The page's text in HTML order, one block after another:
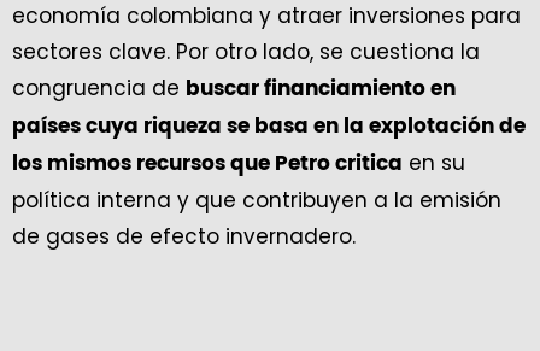
economía colombiana y atraer inversiones para
sectores clave. Por otro lado, se cuestiona la
congruencia de buscar financiamiento en
países cuya riqueza se basa en la explotación de
los mismos recursos que Petro critica en su
política interna y que contribuyen a la emisión
de gases de efecto invernadero.